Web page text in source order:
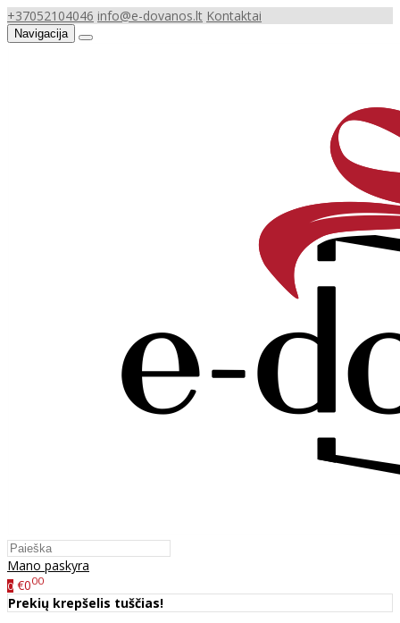
+37052104046 info@e-dovanos.lt Kontaktai
Navigacija
Mano paskyra
0 €000
Prekių krepšelis tuščias!